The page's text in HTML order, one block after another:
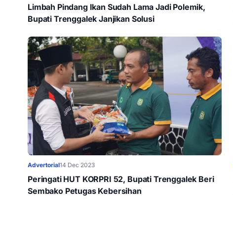
Limbah Pindang Ikan Sudah Lama Jadi Polemik,
Bupati Trenggalek Janjikan Solusi
Advertorial14 Dec 2023
Peringati HUT KORPRI 52, Bupati Trenggalek Beri
Sembako Petugas Kebersihan